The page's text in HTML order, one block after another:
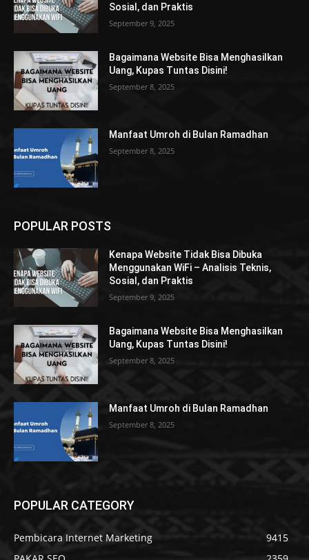
Sosial, dan Praktis
September 9, 2025
Bagaimana Website Bisa Menghasilkan
Uang, Kupas Tuntas Disini!
September 8, 2025
Manfaat Umroh di Bulan Ramadhan
September 8, 2025
POPULAR POSTS
Kenapa Website Tidak Bisa Dibuka
Menggunakan WiFi – Analisis Teknis,
Sosial, dan Praktis
September 9, 2025
Bagaimana Website Bisa Menghasilkan
Uang, Kupas Tuntas Disini!
September 8, 2025
Manfaat Umroh di Bulan Ramadhan
September 8, 2025
POPULAR CATEGORY
Pembicara Internet Marketing
9415